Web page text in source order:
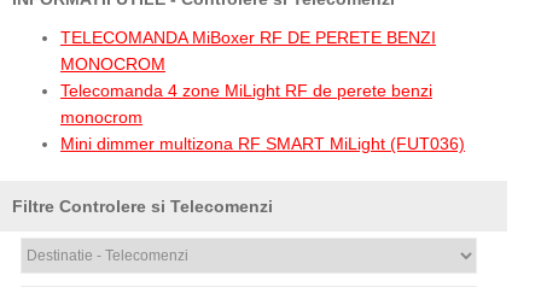
TELECOMANDA MiBoxer RF DE PERETE BENZI
MONOCROM
Telecomanda 4 zone MiLight RF de perete benzi
monocrom
Mini dimmer multizona RF SMART MiLight (FUT036)
Filtre Controlere si Telecomenzi